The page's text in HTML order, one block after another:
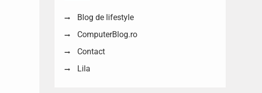
Blog de lifestyle
ComputerBlog.ro
Contact
Lila